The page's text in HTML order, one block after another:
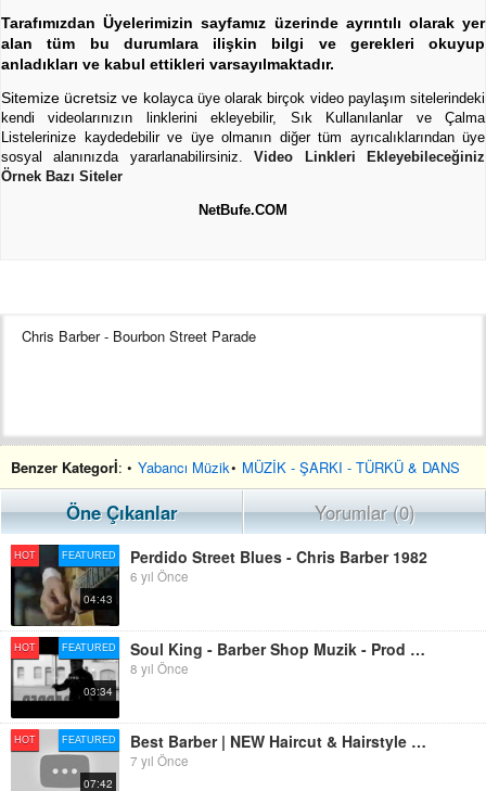
Tarafımızdan Üyelerimizin sayfamız üzerinde ayrıntılı olarak yer
alan tüm bu durumlara ilişkin bilgi ve gerekleri okuyup
anladıkları ve kabul ettikleri varsayılmaktadır.
Sitemize ücretsiz ve kolayca üye olarak birçok video paylaşım sitelerindeki
kendi videolarınızın linklerini ekleyebilir, Sık Kullanılanlar ve Çalma
Listelerinize kaydedebilir ve üye olmanın diğer tüm ayrıcalıklarından üye
sosyal alanınızda yararlanabilirsiniz.Video Linkleri Ekleyebileceğiniz
Örnek Bazı Siteler
NetBufe.COM
Chris Barber - Bourbon Street Parade
Benzer Kategorİ: • Yabancı Müzik• MÜZİK - ŞARKI - TÜRKÜ & DANS
Öne Çıkanlar Yorumlar (0)
HOT FEATURED
04:43
Perdido Street Blues - Chris Barber 1982
6 yıl Önce
HOT FEATURED
03:34
Soul King - Barber Shop Muzik - Prod Barber Kiz (Official Video)
8 yıl Önce
HOT FEATURED
07:42
Best Barber | NEW Haircut & Hairstyle Transformation (Hair Tutorial) Best Barber In The World 2018
7 yıl Önce